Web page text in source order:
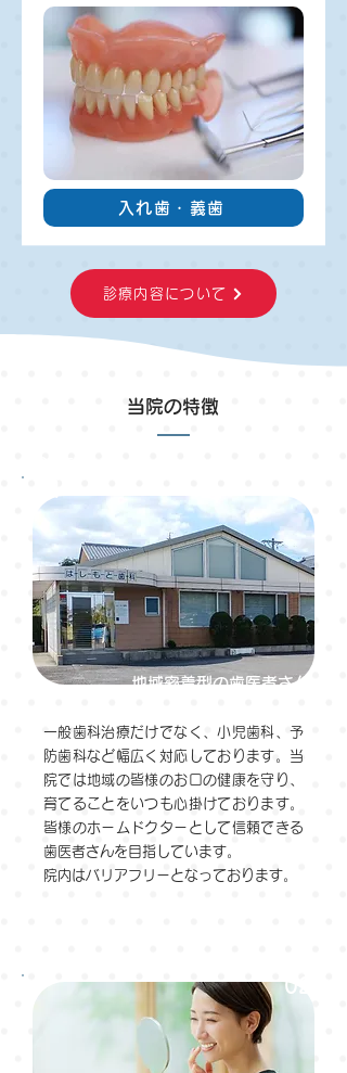
入れ歯・義歯
診療内容について
当院の特徴
地域密着型の歯医者さん
一般歯科治療だけでなく、小児歯科、予
防歯科など幅広く対応しております。当
院では地域の皆様のお口の健康を守り、
育てることをいつも心掛けております。
皆様のホームドクターとして信頼できる
歯医者さんを目指しています。
​院内はバリアフリーとなっております。
02